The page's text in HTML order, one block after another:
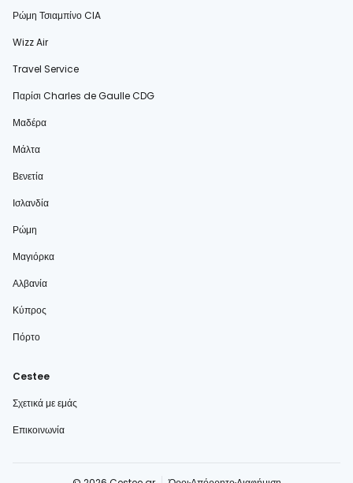
Ρώμη Τσιαμπίνο CIA
Wizz Air
Travel Service
Παρίσι Charles de Gaulle CDG
Μαδέρα
Μάλτα
Βενετία
Ισλανδία
Ρώμη
Μαγιόρκα
Αλβανία
Κύπρος
Πόρτο
Cestee
Σχετικά με εμάς
Επικοινωνία